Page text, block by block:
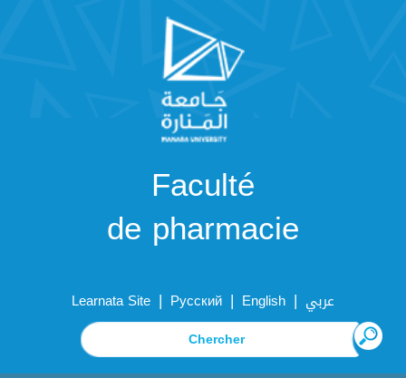
Faculté
de pharmacie
Learnata Site | Русский | English | عربي